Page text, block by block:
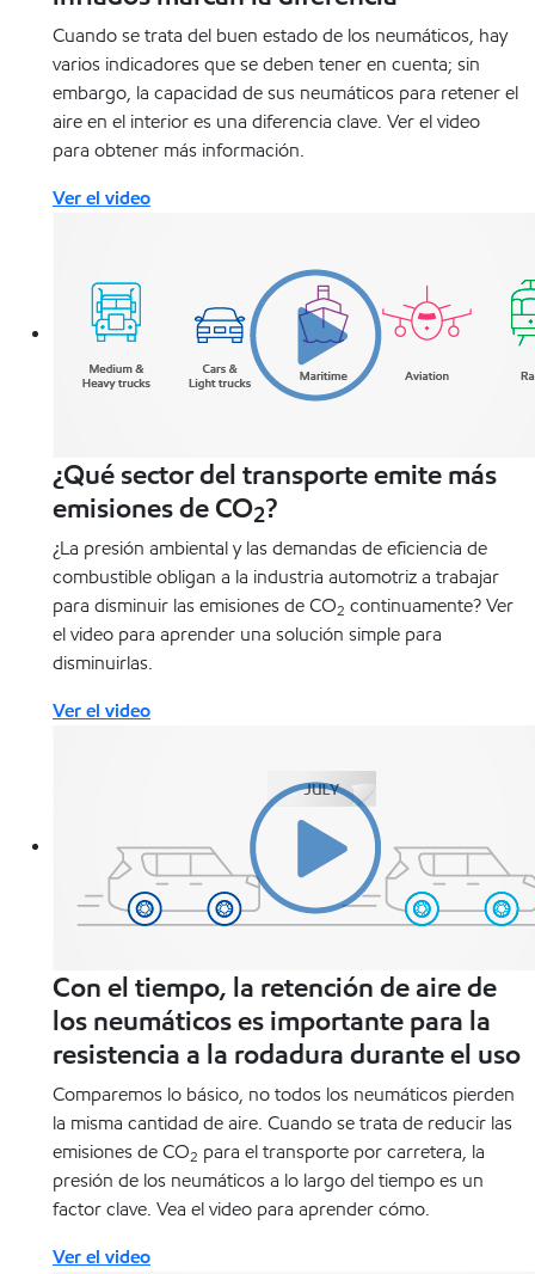
Cuando se trata del buen estado de los neumáticos, hay
varios indicadores que se deben tener en cuenta; sin
embargo, la capacidad de sus neumáticos para retener el
aire en el interior es una diferencia clave. Ver el video
para obtener más información.
Ver el video
¿Qué sector del transporte emite más
emisiones de CO2?
¿La presión ambiental y las demandas de eficiencia de
combustible obligan a la industria automotriz a trabajar
para disminuir las emisiones de CO2 continuamente? Ver
el video para aprender una solución simple para
disminuirlas.
Ver el video
Con el tiempo, la retención de aire de
los neumáticos es importante para la
resistencia a la rodadura durante el uso
Comparemos lo básico, no todos los neumáticos pierden
la misma cantidad de aire. Cuando se trata de reducir las
emisiones de CO2 para el transporte por carretera, la
presión de los neumáticos a lo largo del tiempo es un
factor clave. Vea el video para aprender cómo.
Ver el video